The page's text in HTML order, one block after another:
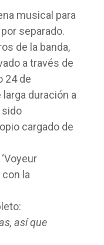
musical para
separado.
de la banda,
a través de
24 de
duración a
sido
cargado de
con la
así que